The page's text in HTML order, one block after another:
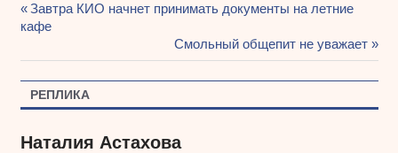
Навигация
по
записям
Предыдущая
запись:
Завтра КИО начнет принимать документы на летние
кафе
Следующая
запись:
Смольный общепит не уважает
РЕПЛИКА
Наталия Астахова